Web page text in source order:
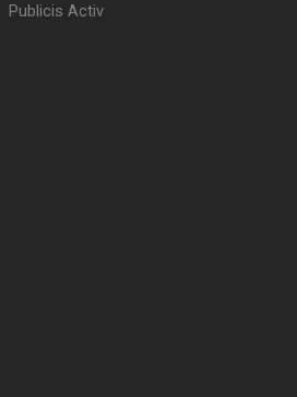
Publicis Activ